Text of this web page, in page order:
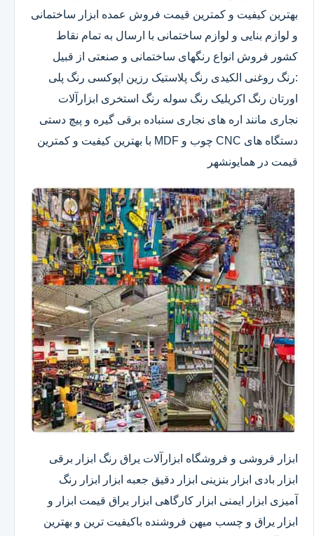
بهترین کیفیت و کمترین قیمت فروش عمده ابزار ساختمانی
و لوازم بنایی و لوازم ساختمانی با ارسال به تمام نقاط
کشور فروش انواع رنگهای ساختمانی و صنعتی از قبیل
:رنگ روغنی الکیدی رنگ پلاستیک رزین اپوکسی رنگ پلی
اورتان رنگ اکریلیک رنگ سوله رنگ استخری ابزارآلات
نجاری مانند اره های نجاری سنباده برقی گیره و پیچ دستی
دستگاه های CNC چوب و MDF با بهترین کیفیت و کمترین
قیمت در همایونشهر
ابزار فروشی و فروشگاه ابزارآلات یراق رنگ ابزار برقی
ابزار بادی ابزار بنزینی ابزار دقیق​ جعبه ابزار ابزار رنگ
آمیزی ابزار ایمنی ابزار کارگاهی ابزار یراق قیمت ابزار و
ابزار یراق و چسب میهن فروشنده باکیفیت ترین و بهترین